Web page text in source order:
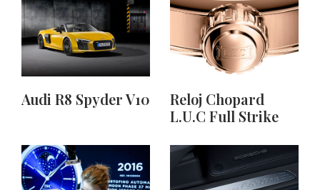
Audi R8 Spyder V10
Reloj Chopard
L.U.C Full Strike